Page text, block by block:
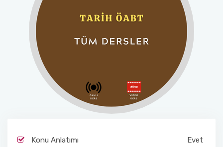
Konu Anlatımı Evet